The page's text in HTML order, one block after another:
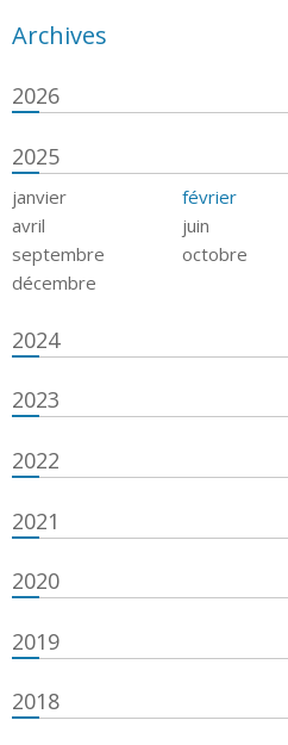
Archives
2026
2025
janvier février
avril
juin
septembre
octobre
décembre
2024
2023
2022
2021
2020
2019
2018